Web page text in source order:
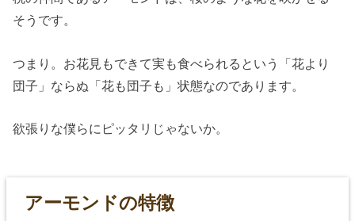
そうです。
つまり。お花見もできて実も食べられるという「花より
団子」ならぬ「花も団子も」状態なのであります。
欲張りな僕らにピッタリじゃないか。
アーモンドの特徴